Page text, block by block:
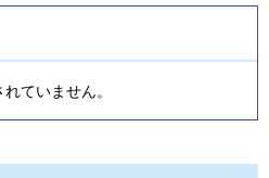
ていません。